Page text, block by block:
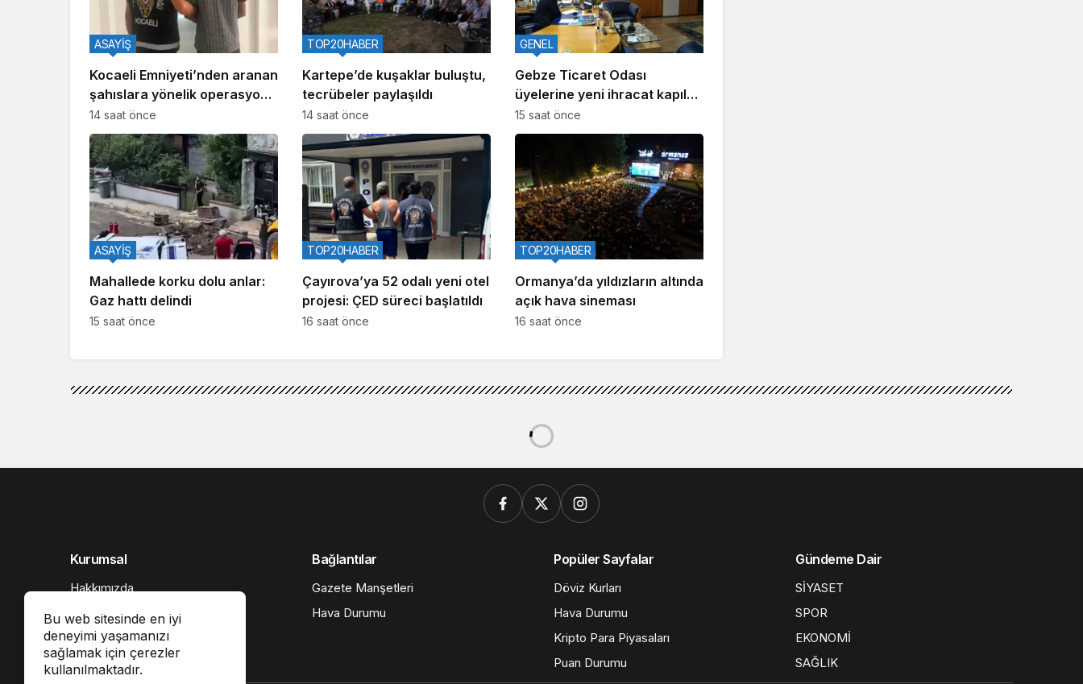
Kocaeli Emniyeti’nden aranan
şahıslara yönelik operasyon:
İki hükümlü yakalandı
ASAYİŞ
14 saat önce
Kartepe’de kuşaklar buluştu,
tecrübeler paylaşıldı
TOP20HABER
14 saat önce
Gebze Ticaret Odası
üyelerine yeni ihracat kapıları
aralıyor
GENEL
15 saat önce
Mahallede korku dolu anlar:
Gaz hattı delindi
ASAYİŞ
15 saat önce
Çayırova’ya 52 odalı yeni otel
projesi: ÇED süreci başlatıldı
TOP20HABER
16 saat önce
Ormanya’da yıldızların altında
açık hava sineması
TOP20HABER
16 saat önce
Bu web sitesinde en iyi
deneyimi yaşamanızı
sağlamak için çerezler
kullanılmaktadır.
Kurumsal
Hakkımızda
İletişim
Künye
Gizlilik politikası
Bağlantılar
Gazete Manşetleri
Hava Durumu
Popüler Sayfalar
Döviz Kurları
Hava Durumu
Kripto Para Piyasaları
Puan Durumu
Gündeme Dair
SİYASET
SPOR
EKONOMİ
SAĞLIK